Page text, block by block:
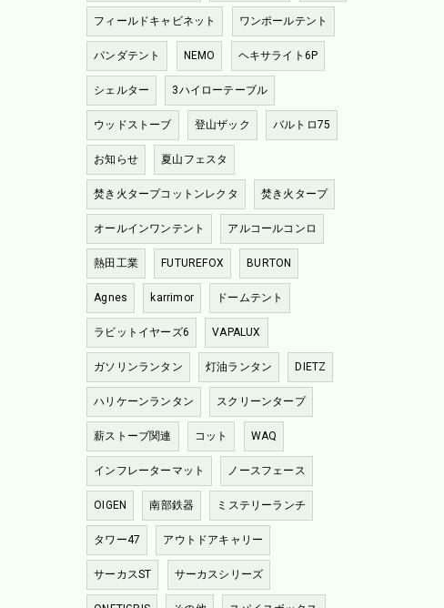
フィールドキャビネット ワンポールテント
パンダテント NEMO ヘキサライト6P
シェルター 3ハイローテーブル
ウッドストーブ 登山ザック バルトロ75
お知らせ 夏山フェスタ
焚き火タープコットンレクタ 焚き火タープ
オールインワンテント アルコールコンロ
熱田工業 FUTUREFOX BURTON
Agnes karrimor ドームテント
ラビットイヤーズ6 VAPALUX
ガソリンランタン 灯油ランタン DIETZ
ハリケーンランタン スクリーンタープ
薪ストーブ関連 コット WAQ
インフレーターマット ノースフェース
OIGEN 南部鉄器 ミステリーランチ
タワー47 アウトドアキャリー
サーカスST サーカスシリーズ